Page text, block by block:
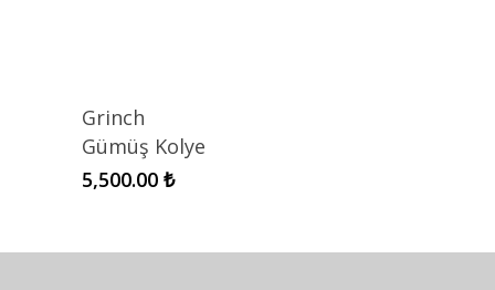
Grinch
Gümüş Kolye
5,500.00 ₺